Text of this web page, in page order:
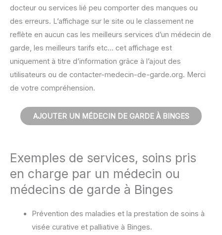
docteur ou services lié peu comporter des manques ou
des erreurs. L’affichage sur le site ou le classement ne
reflète en aucun cas les meilleurs services d’un médecin de
garde, les meilleurs tarifs etc… cet affichage est
uniquement à titre d’information grâce à l’ajout des
utilisateurs ou de contacter-medecin-de-garde.org. Merci
de votre compréhension.
AJOUTER UN MÉDECIN DE GARDE À BINGES
Exemples de services, soins pris
en charge par un médecin ou
médecins de garde à Binges
Prévention des maladies et la prestation de soins à
visée curative et palliative à Binges.